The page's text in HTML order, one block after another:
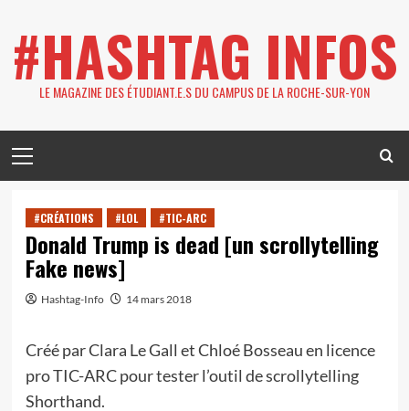
content
#HASHTAG INFOS
LE MAGAZINE DES ÉTUDIANT.E.S DU CAMPUS DE LA ROCHE-SUR-YON
Menu
#CRÉATIONS #LOL #TIC-ARC
Donald Trump is dead [un scrollytelling
Fake news]
Hashtag-Info 14 mars 2018
Créé par Clara Le Gall et Chloé Bosseau en licence
pro TIC-ARC pour tester l’outil de scrollytelling
Shorthand.